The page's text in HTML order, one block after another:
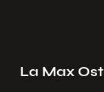
La Max Ost